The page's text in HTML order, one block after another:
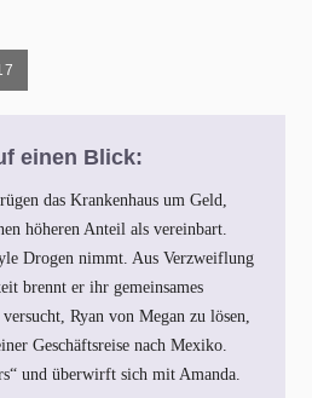
einen Blick:
das Krankenhaus um Geld,
höheren Anteil als vereinbart.
Drogen nimmt. Aus Verzweiflung
brennt er ihr gemeinsames
Ryan von Megan zu lösen,
Geschäftsreise nach Mexiko.
und überwirft sich mit Amanda.